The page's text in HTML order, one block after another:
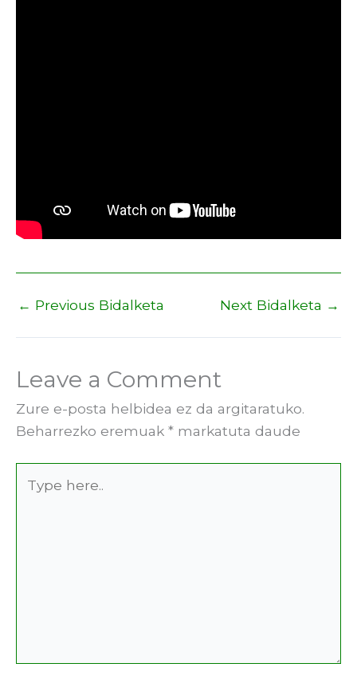
← Previous Bidalketa Next Bidalketa →
Leave a Comment
Zure e-posta helbidea ez da argitaratuko.
Beharrezko eremuak * markatuta daude
here..